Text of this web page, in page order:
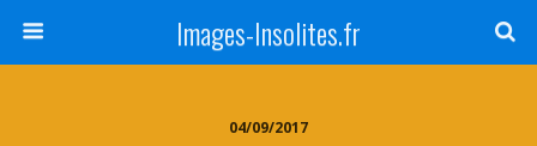
Images-Insolites.fr
04/09/2017